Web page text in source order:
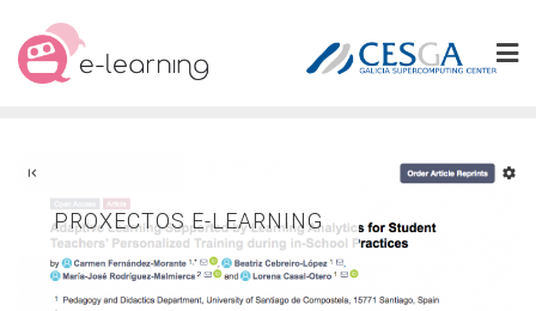
PROXECTOS E-LEARNING